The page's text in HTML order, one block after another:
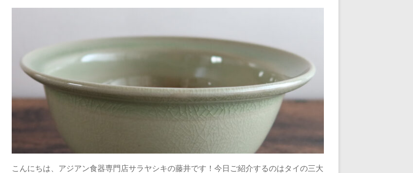
こんにちは、アジアン食器専門店サラヤシキの藤井です！今日ご紹介するのはタイの三大